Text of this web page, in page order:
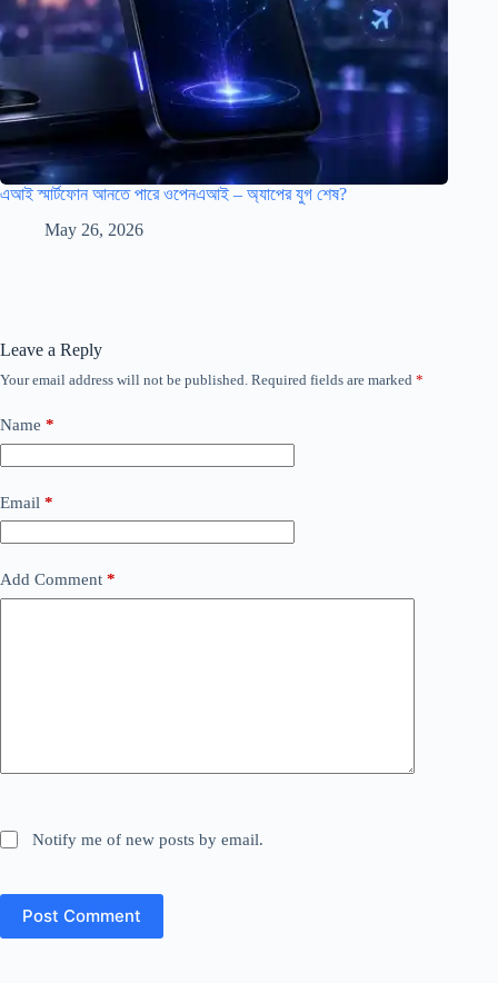
এআই স্মার্টফোন আনতে পারে ওপেনএআই – অ্যাপের যুগ শেষ?
May 26, 2026
Leave a Reply
Your email address will not be published. Required fields are marked *
Name *
Email *
Add Comment *
Notify me of new posts by email.
Post Comment